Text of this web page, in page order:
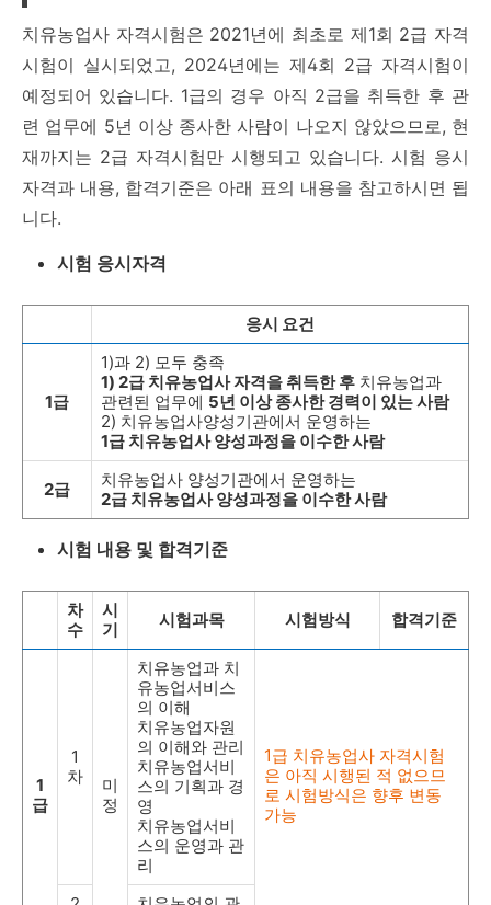
치유농업사 자격시험은 2021년에 최초로 제1회 2급 자격
시험이 실시되었고, 2024년에는 제4회 2급 자격시험이
예정되어 있습니다. 1급의 경우 아직 2급을 취득한 후 관
련 업무에 5년 이상 종사한 사람이 나오지 않았으므로, 현
재까지는 2급 자격시험만 시행되고 있습니다. 시험 응시
자격과 내용, 합격기준은 아래 표의 내용을 참고하시면 됩
니다.
시험 응시자격
응시 요건
1급
1)과 2) 모두 충족
1) 2급 치유농업사 자격을 취득한 후 치유농업과
관련된 업무에 5년 이상 종사한 경력이 있는 사람
2) 치유농업사양성기관에서 운영하는
1급 치유농업사 양성과정을 이수한 사람
2급
치유농업사 양성기관에서 운영하는
2급 치유농업사 양성과정을 이수한 사람
시험 내용 및 합격기준
차
수
시
기
시험과목 시험방식 합격기준
1
급
1
차
미
정
치유농업과 치
유농업서비스
의 이해
치유농업자원
의 이해와 관리
치유농업서비
스의 기획과 경
영
치유농업서비
스의 운영과 관
리
1급 치유농업사 자격시험
은 아직 시행된 적 없으므
로 시험방식은 향후 변동
가능